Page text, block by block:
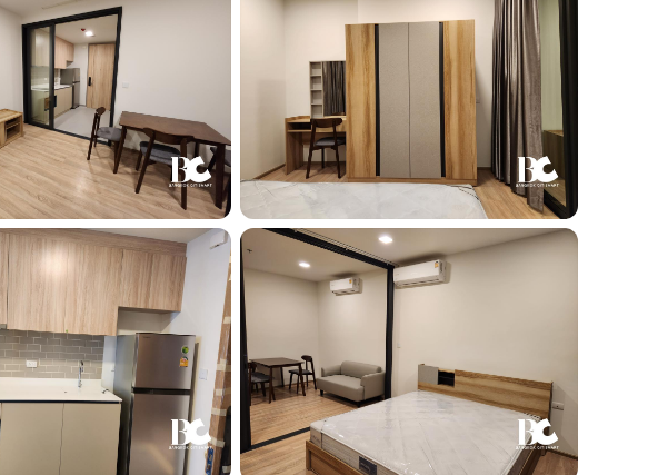
เพิ่มยูนิตเปรียบเทียบ
รายการที่ 3